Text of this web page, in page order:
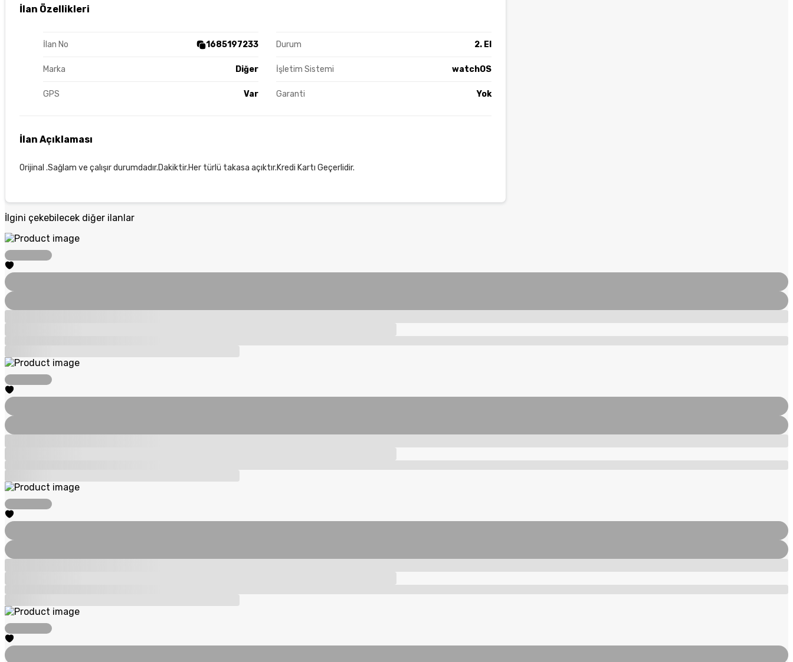
İlan Özellikleri
İlan No 1685197233 Durum 2. El
Marka Diğer İşletim Sistemi watchOS
GPS Var Garanti Yok
İlan Açıklaması
Orijinal .Sağlam ve çalışır durumdadır.Dakiktir.Her türlü takasa açıktır.Kredi Kartı Geçerlidir.
İlgini çekebilecek diğer ilanlar